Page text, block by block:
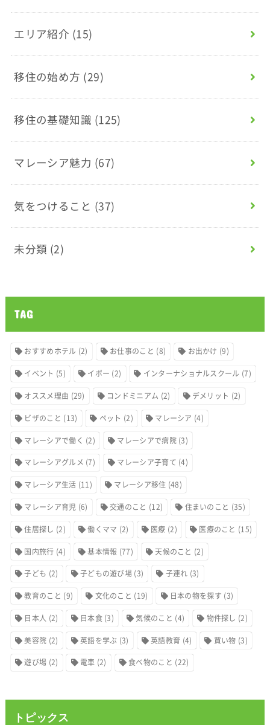
エリア紹介 (15)
移住の始め方 (29)
移住の基礎知識 (125)
マレーシア魅力 (67)
気をつけること (37)
未分類 (2)
TAG
おすすめホテル (2) お仕事のこと (8) お出かけ (9)
イベント (5) イポー (2) インターナショナルスクール (7)
オススメ理由 (29) コンドミニアム (2) デメリット (2)
ビザのこと (13) ペット (2) マレーシア (4)
マレーシアで働く (2) マレーシアで病院(3)
マレーシアグルメ (7) マレーシア子育て (4)
マレーシア生活 (11) マレーシア移住 (48)
マレーシア育児 (6) 交通のこと (12) 住まいのこと (35)
住居探し (2) 働くママ (2) 医療 (2) 医療のこと (15)
国内旅行 (4) 基本情報 (77) 天候のこと (2)
子ども (2) 子どもの遊び場 (3) 子連れ (3)
教育のこと (9) 文化のこと (19) 日本の物を探す (3)
日本人 (2) 日本食(3) 気候のこと (4) 物件探し (2)
美容院 (2) 英語を学ぶ (3) 英語教育 (4) 買い物 (3)
遊び場 (2) 電車 (2) 食べ物のこと (22)
トピックス